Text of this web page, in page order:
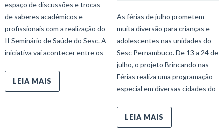
espaço de discussões e trocas
de saberes acadêmicos e
profissionais com a realização do
II Seminário de Saúde do Sesc. A
iniciativa vai acontecer entre os
LEIA MAIS
As férias de julho prometem
muita diversão para crianças e
adolescentes nas unidades do
Sesc Pernambuco. De 13 a 24 de
julho, o projeto Brincando nas
Férias realiza uma programação
especial em diversas cidades do
LEIA MAIS